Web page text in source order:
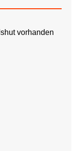
vorhanden